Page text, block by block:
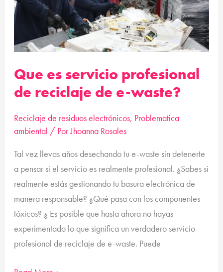
Que es servicio profesional
de reciclaje de e-waste?
Reciclaje de residuos electrónicos, Problematica
ambiental / PorJhoanna Rosales
Tal vez llevas años desechando tu e-waste sin detenerte
a pensar si el servicio es realmente profesional. ¿Sabes si
realmente estás gestionando tu basura electrónica de
manera responsable? ¿Qué pasa con los componentes
tóxicos? ¿ Es posible que hasta ahora no hayas
experimentado lo que significa un verdadero servicio
profesional de reciclaje de e-waste. Puede
de
reciclaje
e-
waste?